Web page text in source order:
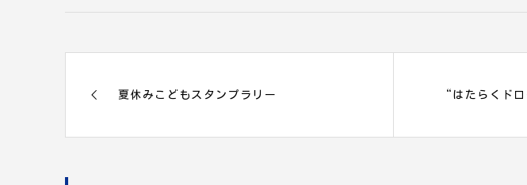
夏休みこどもスタンプラリー “はたらくド